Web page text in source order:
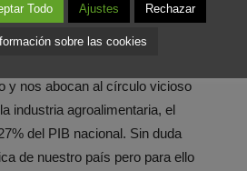
en Europa los efectos reales
que no ofrece dudas es que
y nos abocan al círculo vicioso
industria agroalimentaria, el
del PIB nacional. Sin duda
de nuestro país pero para ello
Todo Ajustes Rechazar
sobre las cookies